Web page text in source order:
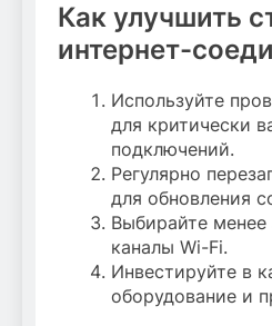
Как улучшить
интернет-
Используйте
для критически
подключений.
Регулярно
для обновления
Выбирайте
каналы Wi-Fi.
Инвестируйте в
оборудование и